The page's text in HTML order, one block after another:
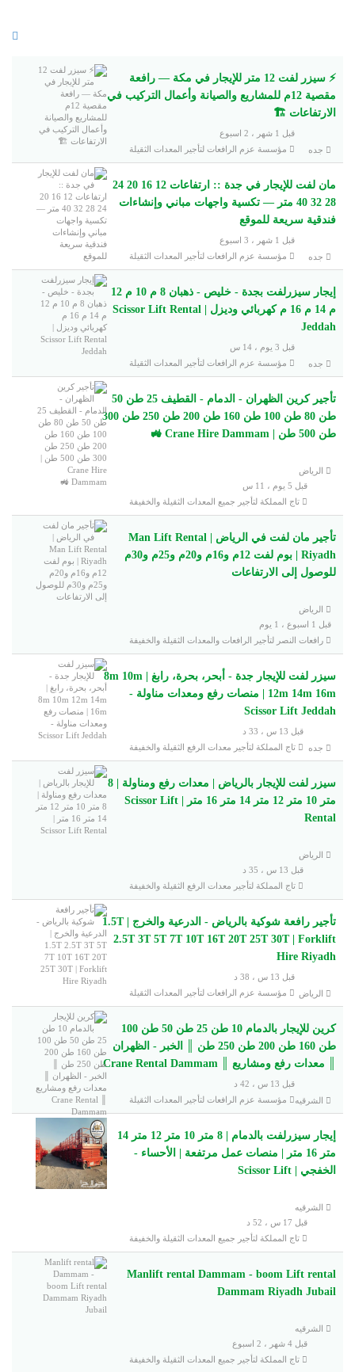
⚡ سيزر لفت 12 متر للإيجار في مكة — رافعة
مقصية 12م للمشاريع والصيانة وأعمال التركيب في
الارتفاعات 🏗️
جده
قبل 1 شهر ، 2 اسبوع
مؤسسة عزم الرافعات لتأجير المعدات الثقيلة
مان لفت للإيجار في جدة :: ارتفاعات 12 16 20 24
28 32 40 متر — تكسية واجهات مباني وإنشاءات
فندقية سريعة للموقع
جده
قبل 1 شهر ، 3 اسبوع
مؤسسة عزم الرافعات لتأجير المعدات الثقيلة
إيجار سيزرلفت بجدة - خليص - ذهبان 8 م 10 م 12
م 14 م 16 م كهربائي وديزل | Scissor Lift Rental
Jeddah
جده
قبل 3 يوم ، 14 س
مؤسسة عزم الرافعات لتأجير المعدات الثقيلة
تأجير كرين الظهران - الدمام - القطيف 25 طن 50
طن 80 طن 100 طن 160 طن 200 طن 250 طن 300
طن 500 طن | Crane Hire Dammam 🚜
الرياض
قبل 5 يوم ، 11 س
تاج المملكة لتأجير جميع المعدات الثقيلة والخفيفة
تأجير مان لفت في الرياض | Man Lift Rental
Riyadh | بوم لفت 12م و16م و20م و25م و30م
للوصول إلى الارتفاعات
الرياض
قبل 1 اسبوع ، 1 يوم
رافعات النصر لتأجير الرافعات والمعدات الثقيلة والخفيفة
سيزر لفت للإيجار جدة - أبحر، بحرة، رابغ | 8m 10m
12m 14m 16m | منصات رفع ومعدات مناولة -
Scissor Lift Jeddah
جده
قبل 13 س ، 33 د
تاج المملكة لتأجير معدات الرفع الثقيلة والخفيفة
متر 10 متر 12 متر 14 متر 16 متر | Scissor Lift
Rental
الرياض
قبل 13 س ، 35 د
تاج المملكة لتأجير معدات الرفع الثقيلة والخفيفة
تأجير رافعة شوكية بالرياض - الدرعية والخرج | 1.5T
2.5T 3T 5T 7T 10T 16T 20T 25T 30T | Forklift
Hire Riyadh
الرياض
قبل 13 س ، 38 د
مؤسسة عزم الرافعات لتأجير المعدات الثقيلة
كرين للإيجار بالدمام 10 طن 25 طن 50 طن 100
طن 160 طن 200 طن 250 طن ║ الخبر - الظهران
║ معدات رفع ومشاريع ║ Crane Rental Dammam
الشرقيه
قبل 13 س ، 42 د
مؤسسة عزم الرافعات لتأجير المعدات الثقيلة
إيجار سيزرلفت بالدمام | 8 متر 10 متر 12 متر 14
متر 16 متر | منصات عمل مرتفعة | الأحساء -
الخفجي | Scissor Lift
الشرقيه
قبل 17 س ، 52 د
تاج المملكة لتأجير جميع المعدات الثقيلة والخفيفة
Manlift rental Dammam - boom Lift rental
Dammam Riyadh Jubail
الشرقيه
قبل 4 شهر ، 2 اسبوع
تاج المملكة لتأجير جميع المعدات الثقيلة والخفيفة